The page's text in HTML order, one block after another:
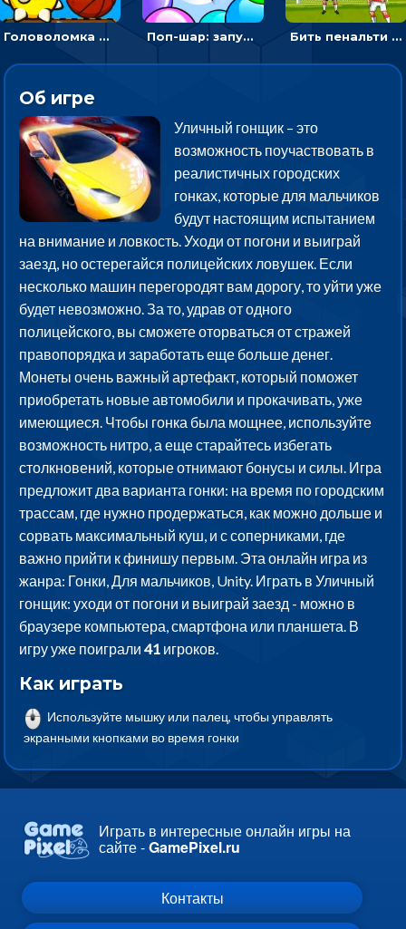
Головоломка Невероятный баскетбол: проложить путь и отправить мяч в корзину Поп-шар: запускать колючку, чтобы лопать воздушные шарики Бить пенальти по воротам или мишеням - спортивная аркада
Об игре
Уличный гонщик – это
возможность поучаствовать в
реалистичных городских
гонках, которые для мальчиков
будут настоящим испытанием
на внимание и ловкость. Уходи от погони и выиграй
заезд, но остерегайся полицейских ловушек. Если
несколько машин перегородят вам дорогу, то уйти уже
будет невозможно. За то, удрав от одного
полицейского, вы сможете оторваться от стражей
правопорядка и заработать еще больше денег.
Монеты очень важный артефакт, который поможет
приобретать новые автомобили и прокачивать, уже
имеющиеся. Чтобы гонка была мощнее, используйте
возможность нитро, а еще старайтесь избегать
столкновений, которые отнимают бонусы и силы. Игра
предложит два варианта гонки: на время по городским
трассам, где нужно продержаться, как можно дольше и
сорвать максимальный куш, и с соперниками, где
важно прийти к финишу первым. Эта онлайн игра из
жанра: Гонки, Для мальчиков, Unity. Играть в Уличный
гонщик: уходи от погони и выиграй заезд - можно в
браузере компьютера, смартфона или планшета. В
игру уже поиграли41 игроков.
Как играть
Используйте мышку или палец, чтобы управлять
экранными кнопками во время гонки
Играть в интересные онлайн игры на
сайте -GamePixel.ru
Контакты